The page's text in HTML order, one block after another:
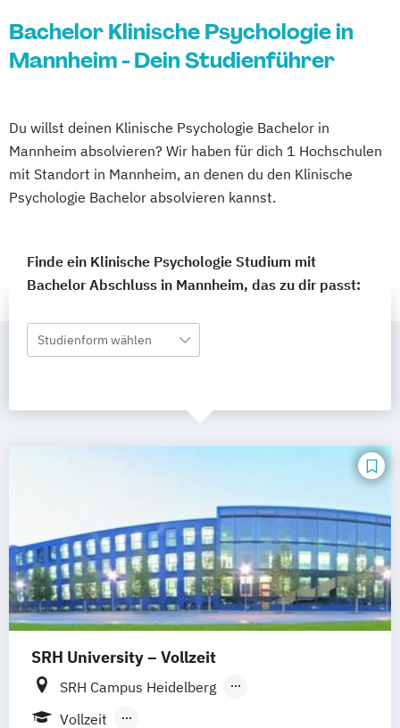
Bachelor Klinische Psychologie in
Mannheim - Dein Studienführer
Du willst deinen Klinische Psychologie Bachelor in
Mannheim absolvieren? Wir haben für dich 1 Hochschulen
mit Standort in Mannheim, an denen du den Klinische
Psychologie Bachelor absolvieren kannst.
Finde ein Klinische Psychologie Studium mit
Bachelor Abschluss in Mannheim, das zu dir passt:
Studienform wählen
SRH University – Vollzeit
SRH Campus Heidelberg
SRH Campus Berlin
Vollzeit